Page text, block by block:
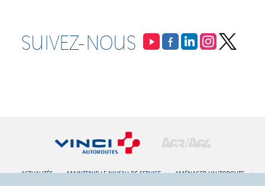
SUIVEZ-NOUS
ACTUALITÉS MAINTENIR LE NIVEAU DE SERVICE AMÉNAGER L’AUTOROUTE